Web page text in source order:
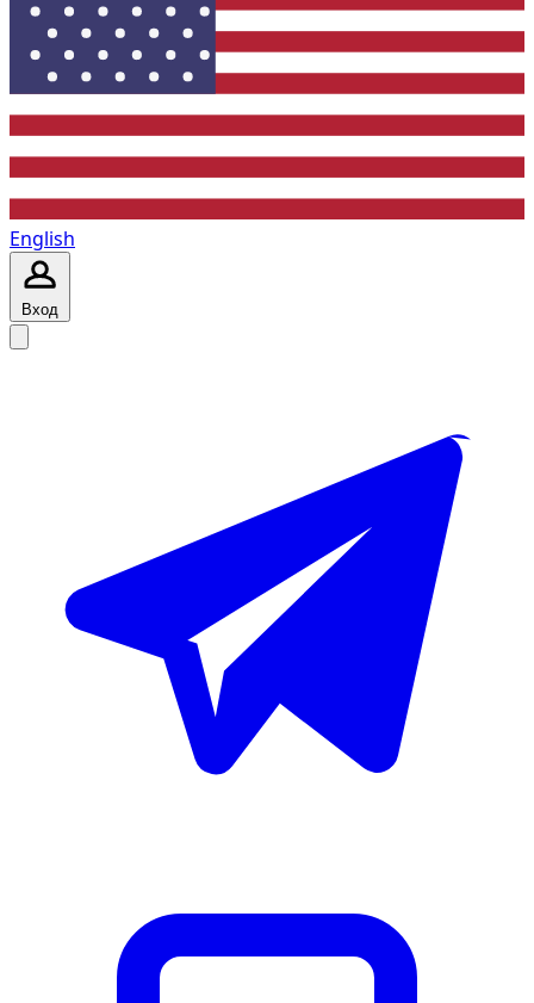
English
Вход